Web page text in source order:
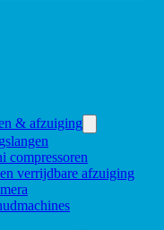
& afzuiging
compressoren
verrijdbare afzuiging